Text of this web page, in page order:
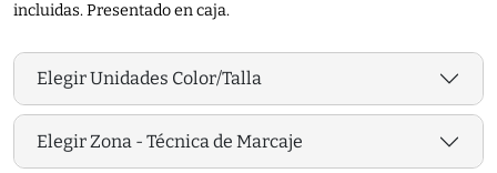
incluidas. Presentado en caja.
Elegir Unidades Color/Talla
Elegir Zona - Técnica de Marcaje